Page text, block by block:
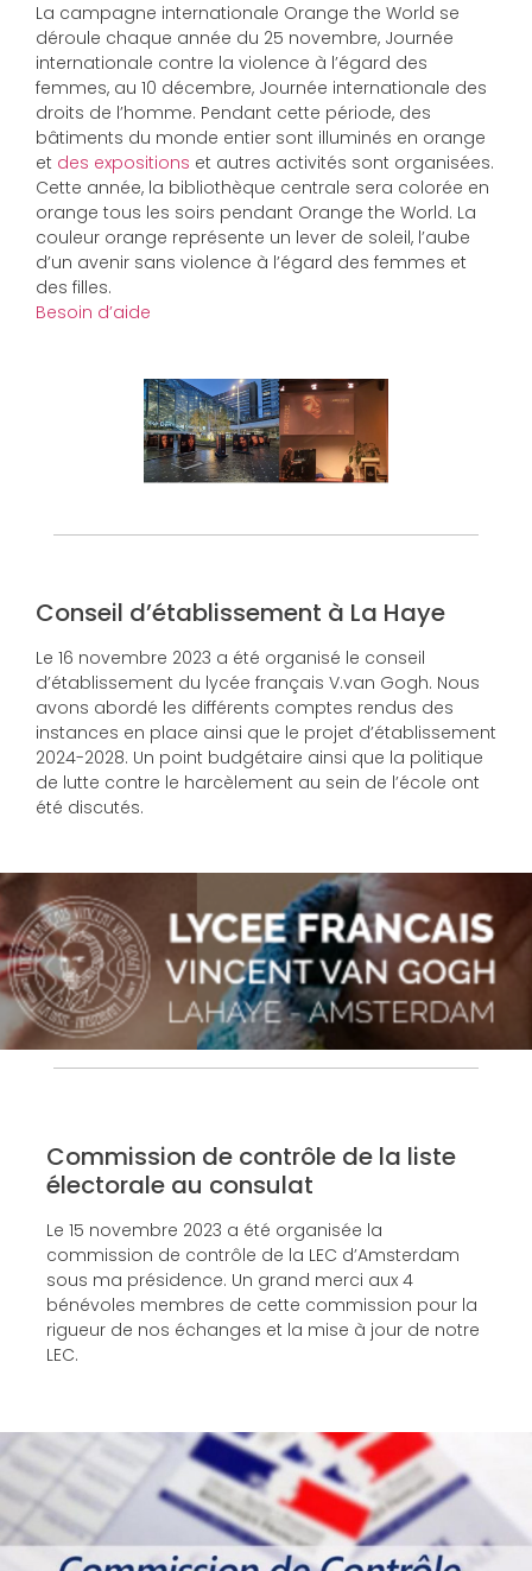
La campagne internationale Orange the World se
déroule chaque année du 25 novembre, Journée
internationale contre la violence à l’égard des
femmes, au 10 décembre, Journée internationale des
droits de l’homme. Pendant cette période, des
bâtiments du monde entier sont illuminés en orange
et des expositions et autres activités sont organisées.
Cette année, la bibliothèque centrale sera colorée en
orange tous les soirs pendant Orange the World. La
couleur orange représente un lever de soleil, l’aube
d’un avenir sans violence à l’égard des femmes et
des filles.
Besoin d’aide
Conseil d’établissement à La Haye
Le 16 novembre 2023 a été organisé le conseil
d’établissement du lycée français V.van Gogh. Nous
avons abordé les différents comptes rendus des
instances en place ainsi que le projet d’établissement
2024-2028. Un point budgétaire ainsi que la politique
de lutte contre le harcèlement au sein de l’école ont
été discutés.
Commission de contrôle de la liste
électorale au consulat
Le 15 novembre 2023 a été organisée la
commission de contrôle de la LEC d’Amsterdam
sous ma présidence. Un grand merci aux 4
bénévoles membres de cette commission pour la
rigueur de nos échanges et la mise à jour de notre
LEC.